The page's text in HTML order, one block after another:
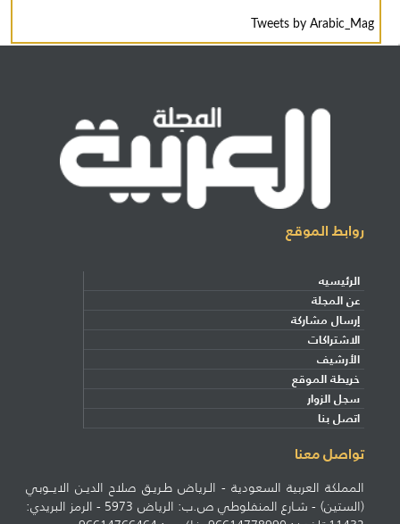
Tweets by Arabic_Mag
روابط الموقع
الرئيسيه
عن المجلة
إرسال مشاركة
الاشتراكات
الأرشيف
خريطة الموقع
سجل الزوار
اتصل بنا
تواصل معنا
المملكة العربية السعودية - الـرياض طـريـق صلاح الديـن الايــوبي
(الستين) - شـارع المنفلوطي ص.ب: الرياض 5973 - الرمز البريدي: